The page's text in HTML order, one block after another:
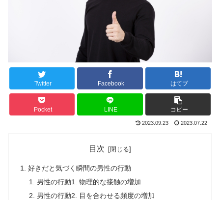
Twitter Facebook はてブ
Pocket LINE コピー
2023.09.23 2023.07.22
目次
好きだと気づく瞬間の男性の行動
男性の行動1. 物理的な接触の増加
男性の行動2. 目を合わせる頻度の増加